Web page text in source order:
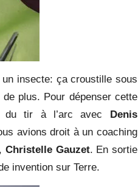
un insecte: ça croustille sous
plus. Pour dépenser cette
du tir à l’arc avec Denis
avions droit à un coaching
Christelle Gauzet. En sortie
invention sur Terre.